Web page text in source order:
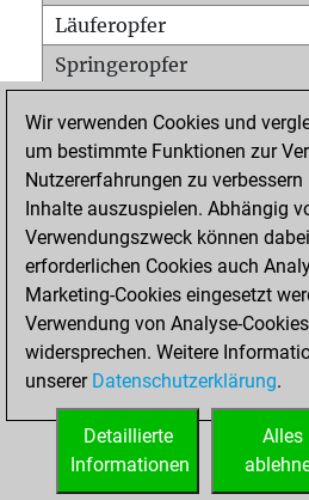
Läuferopfer
Springeropfer
Matt auf vollem Brett
Bauer setzt Matt
Erstickte Matts
Unterverwandlungen
Türme auf der siebten
STARTSEITE
Wir verwenden Cookies und
um bestimmte Funktionen zur
Nutzererfahrungen zu
Inhalte auszuspielen. Abhängig
Verwendungszweck können
erforderlichen Cookies auch
Marketing-Cookies eingesetzt
Verwendung von Analyse-
widersprechen. Weitere
unserer Datenschutzerklärung.
Alles
Detaillierte
Informationen